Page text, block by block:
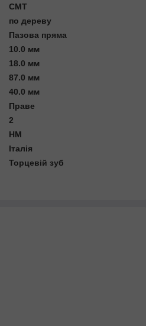
CMT
по дереву
Пазова пряма
10.0 мм
18.0 мм
87.0 мм
40.0 мм
Праве
2
HM
Італія
Торцевій зуб